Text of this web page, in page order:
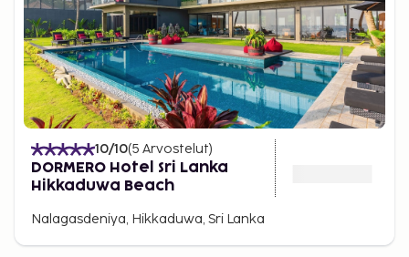
10/10(5 Arvostelut)
DORMERO Hotel Sri Lanka
Hikkaduwa Beach
Nalagasdeniya, Hikkaduwa, Sri Lanka